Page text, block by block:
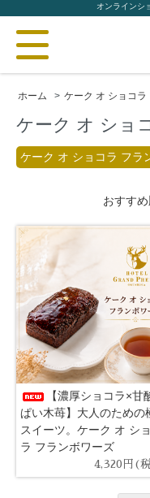
オンラインシ
ホーム > ケーク オ ショコ
ケーク オ ショ
ケーク オ ショコラ フラ
おすす
【濃厚ショコラ×甘
ぱい木苺】大人のための
スイーツ。ケーク オ シ
ラ フランボワーズ
4,320円(